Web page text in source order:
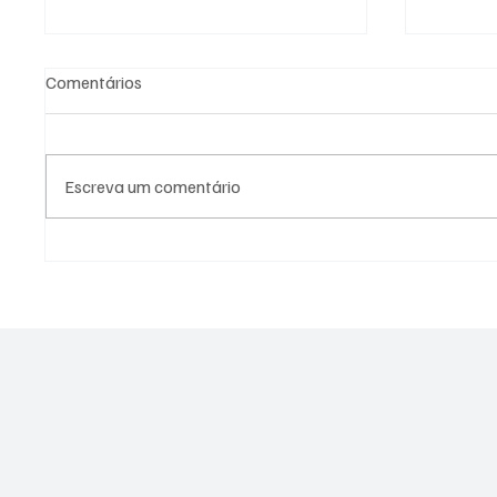
Comentários
Escreva um comentário